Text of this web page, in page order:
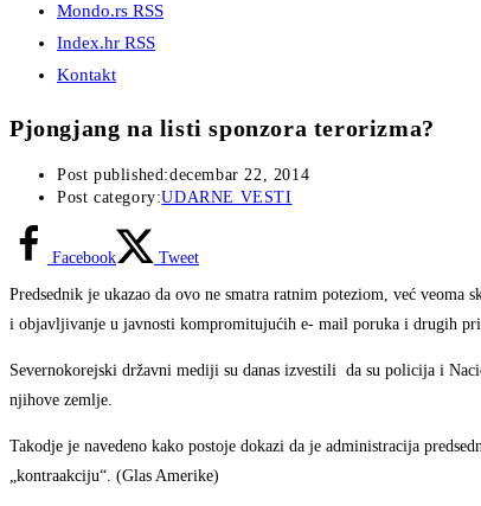
Mondo.rs RSS
Index.hr RSS
Kontakt
Pjongjang na listi sponzora terorizma?
Post published:decembar 22, 2014
Post category:UDARNE VESTI
Facebook Tweet
Predsednik je ukazao da ovo ne smatra ratnim poteziom, već veoma
i objavljivanje u javnosti kompromitujućih e- mail poruka i drugih
Severnokorejski državni mediji su danas izvestili da su policija i
njihove zemlje.
Takodje je navedeno kako postoje dokazi da je administracija
„kontraakciju“. (Glas Amerike)